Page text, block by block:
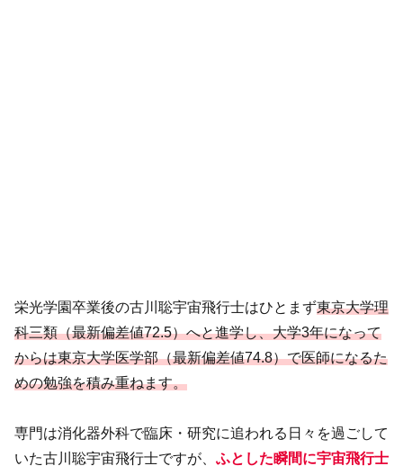
栄光学園卒業後の古川聡宇宙飛行士はひとまず東京大学理
科三類（最新偏差値72.5）へと進学し、大学3年になって
からは東京大学医学部（最新偏差値74.8）で医師になるた
めの勉強を積み重ねます。
専門は消化器外科で臨床・研究に追われる日々を過ごして
いた古川聡宇宙飛行士ですが、 ふとした瞬間に宇宙飛行士